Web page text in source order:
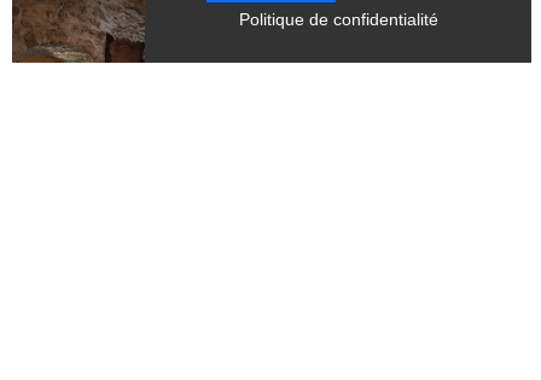
Politique de confidentialité